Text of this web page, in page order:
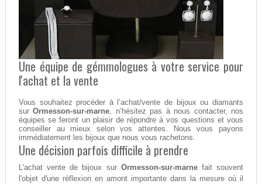
Une équipe de gémmologues à votre service pour
l'achat et la vente
Vous souhaitez procéder à l’achat/vente de bijoux ou diamants
surOrmesson-sur-marne, n’hésitez pas à nous contacter, nos
équipes se feront un plaisir de répondre à vos questions et vous
conseiller au mieux selon vos attentes. Nous vous payons
immédiatement les bijoux que nous vous rachetons.
Une décision parfois difficile à prendre
L'achat vente de bijoux sur Ormesson-sur-marnefait souvent
l'objet d'une réflexion en amont importante dans la mesure où il